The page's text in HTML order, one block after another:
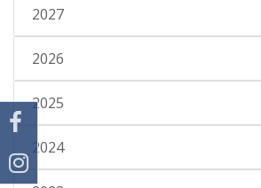
2027
2026
2025
2024